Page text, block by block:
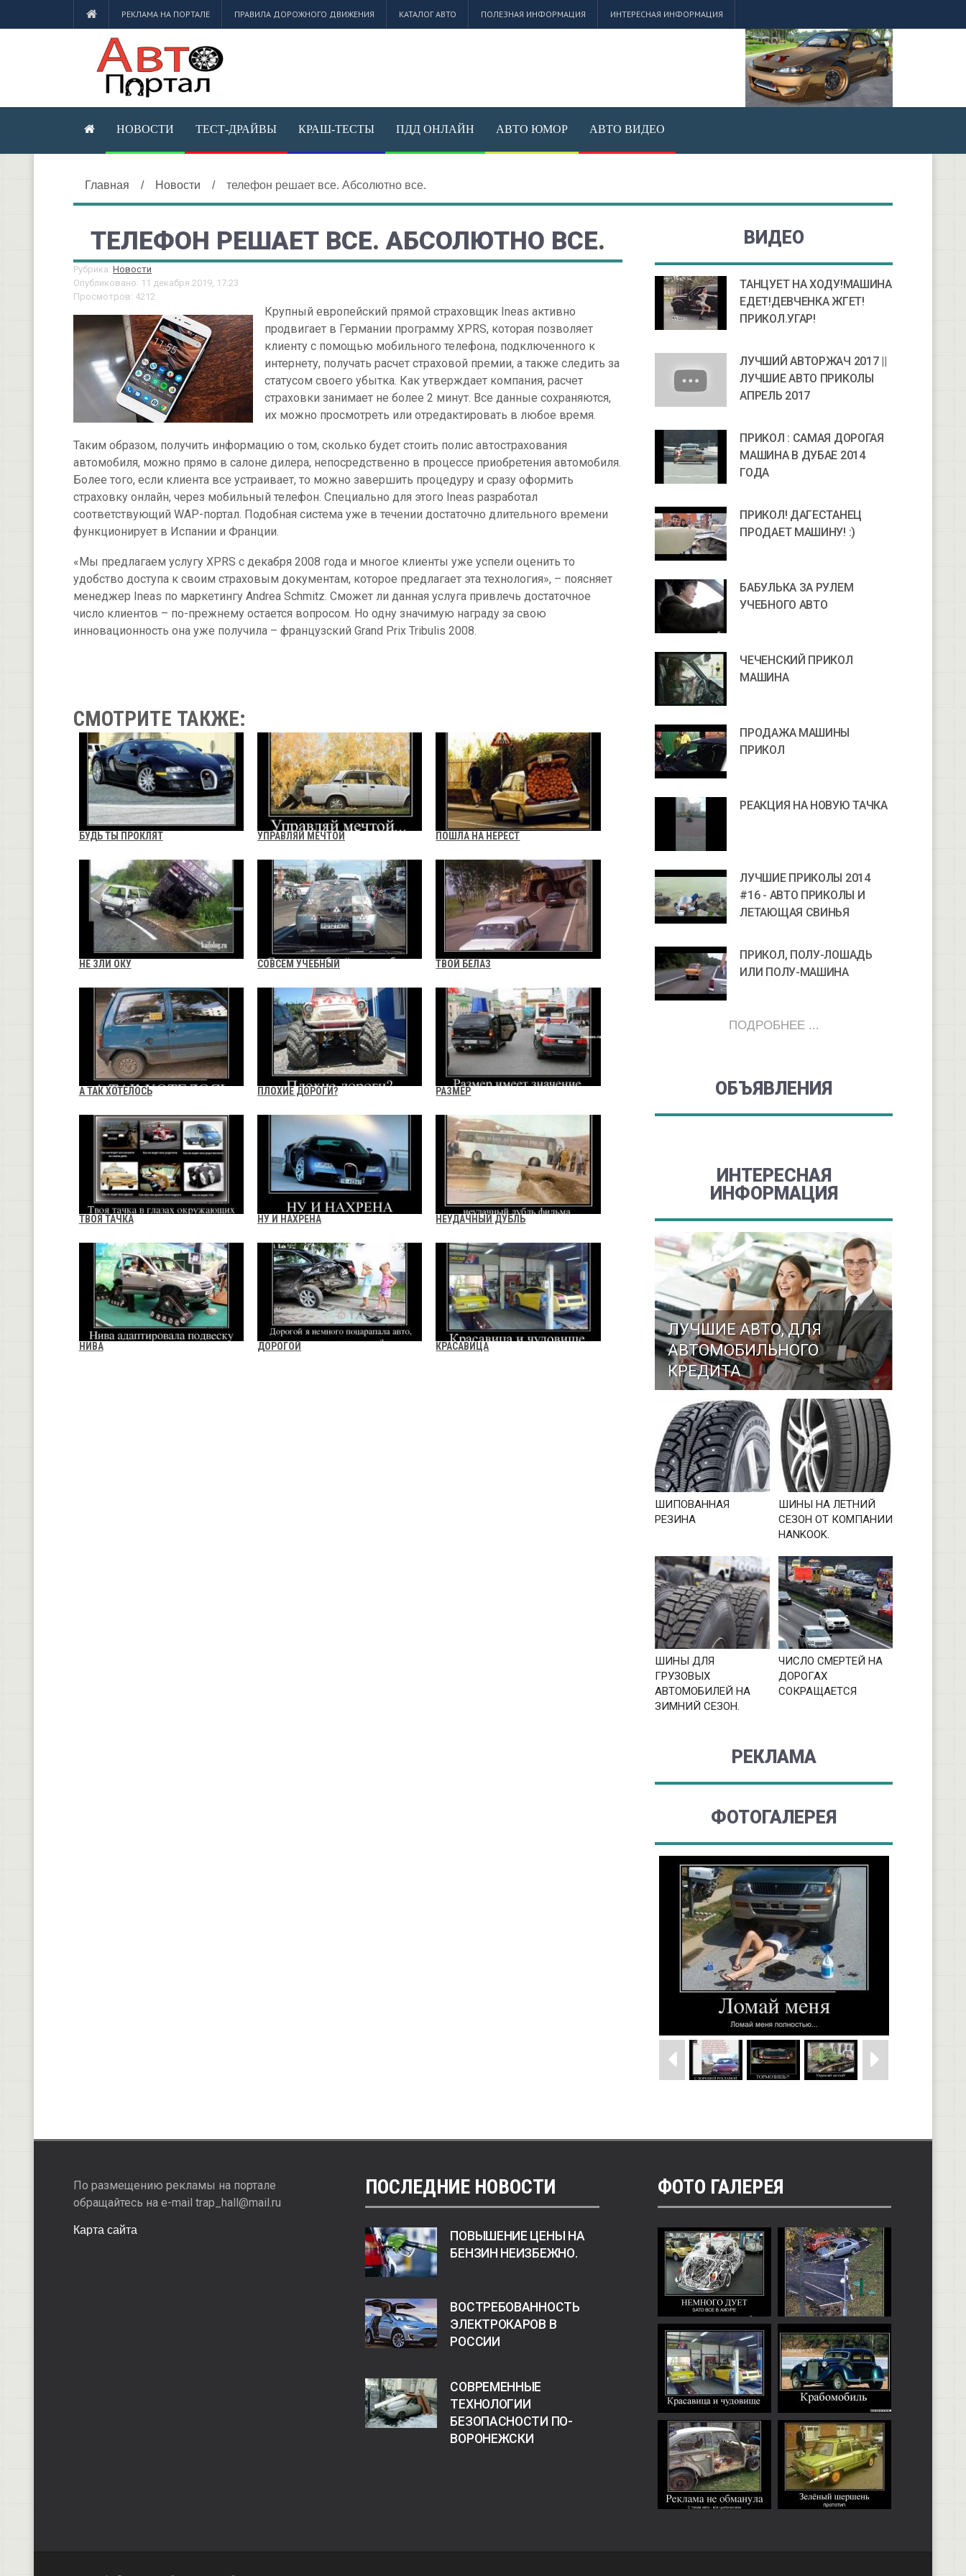
РЕКЛАМА НА ПОРТАЛЕ ПРАВИЛА ДОРОЖНОГО ДВИЖЕНИЯ КАТАЛОГ АВТО ПОЛЕЗНАЯ ИНФОРМАЦИЯ ИНТЕРЕСНАЯ ИНФОРМАЦИЯ
НОВОСТИ ТЕСТ-ДРАЙВЫ КРАШ-ТЕСТЫ ПДД ОНЛАЙН АВТО ЮМОР АВТО ВИДЕО
Главная / Новости / телефон решает все. Абсолютно все.
ТЕЛЕФОН РЕШАЕТ ВСЕ. АБСОЛЮТНО ВСЕ.
Рубрика: Новости
Опубликовано: 11 декабря 2019, 17:23
Просмотров: 4212
Крупный европейский прямой страховщик Ineas активно
продвигает в Германии программу XPRS, которая позволяет
клиенту с помощью мобильного телефона, подключенного к
интернету, получать расчет страховой премии, а также следить за
статусом своего убытка. Как утверждает компания, расчет
страховки занимает не более 2 минут. Все данные сохраняются,
их можно просмотреть или отредактировать в любое время.
Таким образом, получить информацию о том, сколько будет стоить полис автострахования
автомобиля, можно прямо в салоне дилера, непосредственно в процессе приобретения автомобиля.
Более того, если клиента все устраивает, то можно завершить процедуру и сразу оформить
страховку онлайн, через мобильный телефон. Специально для этого Ineas разработал
соответствующий WAP-портал. Подобная система уже в течении достаточно длительного времени
функционирует в Испании и Франции.
«Мы предлагаем услугу XPRS с декабря 2008 года и многое клиенты уже успели оценить то
удобство доступа к своим страховым документам, которое предлагает эта технология», – поясняет
менеджер Ineas по маркетингу Andrea Schmitz. Сможет ли данная услуга привлечь достаточное
число клиентов – по-прежнему остается вопросом. Но одну значимую награду за свою
инновационность она уже получила – французский Grand Prix Tribulis 2008.
СМОТРИТЕ ТАКЖЕ:
БУДЬ ТЫ ПРОКЛЯТ УПРАВЛЯЙ МЕЧТОЙ ПОШЛА НА НЕРЕСТ
НЕ ЗЛИ ОКУ СОВСЕМ УЧЕБНЫЙ ТВОЙ БЕЛАЗ
А ТАК ХОТЕЛОСЬ ПЛОХИЕ ДОРОГИ? РАЗМЕР
ТВОЯ ТАЧКА НУ И НАХРЕНА НЕУДАЧНЫЙ ДУБЛЬ
НИВА ДОРОГОЙ КРАСАВИЦА
ВИДЕО
ТАНЦУЕТ НА ХОДУ!МАШИНА
ЕДЕТ!ДЕВЧЕНКА ЖГЕТ!
ПРИКОЛ.УГАР!
ЛУЧШИЙ АВТОРЖАЧ 2017 ||
ЛУЧШИЕ АВТО ПРИКОЛЫ
АПРЕЛЬ 2017
ПРИКОЛ : САМАЯ ДОРОГАЯ
МАШИНА В ДУБАЕ 2014
ГОДА
ПРИКОЛ! ДАГЕСТАНЕЦ
ПРОДАЕТ МАШИНУ! :)
БАБУЛЬКА ЗА РУЛЕМ
УЧЕБНОГО АВТО
ЧЕЧЕНСКИЙ ПРИКОЛ
МАШИНА
ПРОДАЖА МАШИНЫ
ПРИКОЛ
РЕАКЦИЯ НА НОВУЮ ТАЧКА
ЛУЧШИЕ ПРИКОЛЫ 2014
#16 - АВТО ПРИКОЛЫ И
ЛЕТАЮЩАЯ СВИНЬЯ
ПРИКОЛ, ПОЛУ-ЛОШАДЬ
ИЛИ ПОЛУ-МАШИНА
ПОДРОБНЕЕ ...
ОБЪЯВЛЕНИЯ
ИНТЕРЕСНАЯ
ИНФОРМАЦИЯ
ЛУЧШИЕ АВТО, ДЛЯ
АВТОМОБИЛЬНОГО
КРЕДИТА
ШИПОВАННАЯ
РЕЗИНА
ШИНЫ НА ЛЕТНИЙ
СЕЗОН ОТ КОМПАНИИ
HANKOOK.
ШИНЫ ДЛЯ
ГРУЗОВЫХ
АВТОМОБИЛЕЙ НА
ЗИМНИЙ СЕЗОН.
ЧИСЛО СМЕРТЕЙ НА
ДОРОГАХ
СОКРАЩАЕТСЯ
РЕКЛАМА
ФОТОГАЛЕРЕЯ
По размещению рекламы на портале
обращайтесь на e-mail trap_hall@mail.ru
Карта сайта
ПОСЛЕДНИЕ НОВОСТИ
ПОВЫШЕНИЕ ЦЕНЫ НА
БЕНЗИН НЕИЗБЕЖНО.
ВОСТРЕБОВАННОСТЬ
ЭЛЕКТРОКАРОВ В
РОССИИ
СОВРЕМЕННЫЕ
ТЕХНОЛОГИИ
БЕЗОПАСНОСТИ ПО-
ВОРОНЕЖСКИ
ФОТО ГАЛЕРЕЯ